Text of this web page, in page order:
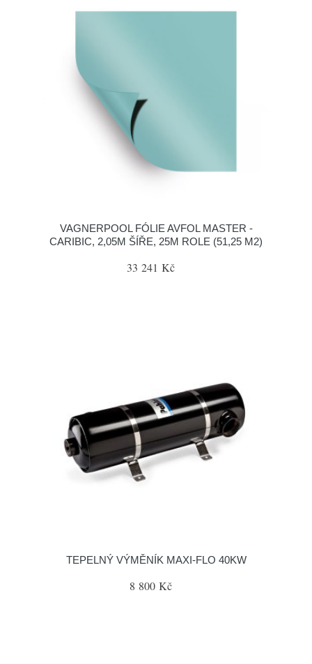
VAGNERPOOL FÓLIE AVFOL MASTER -
CARIBIC, 2,05M ŠÍŘE, 25M ROLE (51,25 M2)
33 241 Kč
TEPELNÝ VÝMĚNÍK MAXI-FLO 40KW
8 800 Kč